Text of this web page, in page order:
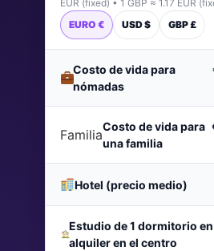
EUR (fixed) • 1 GBP ≈ 1.17 EUR
EURO €
USD $ GBP £
Costo de vida para
nómadas
Familia
Costo de vida para
una familia
Hotel (precio medio)
Estudio de 1 dormitorio en
alquiler en el centro